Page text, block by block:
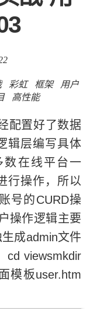
彩虹 框架
用户
高性能
配置好了数据
辑层编写具体
数在线平台一
行操作，所以
号的CURD操
作逻辑主要
成admin文件
cd viewsmkdir
模板user.htm